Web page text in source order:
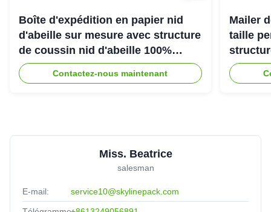
Boîte d'expédition en papier nid
d'abeille sur mesure avec structure
de coussin nid d'abeille 100%
recyclable pour emballage de
protection écologique
Contactez-nous maintenant
Mailer
taille
une
Miss. Beatrice
salesman
E-mail: service10@skylinepack.com